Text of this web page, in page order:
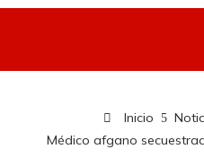
Inicio
Médico afgano